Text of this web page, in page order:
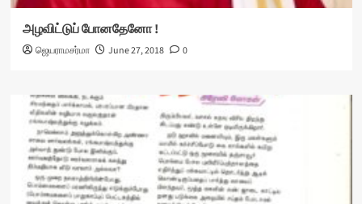
அழவிட்டுப் போனதேனோ !
ஜெயராமசர்மா June 27, 2018 0